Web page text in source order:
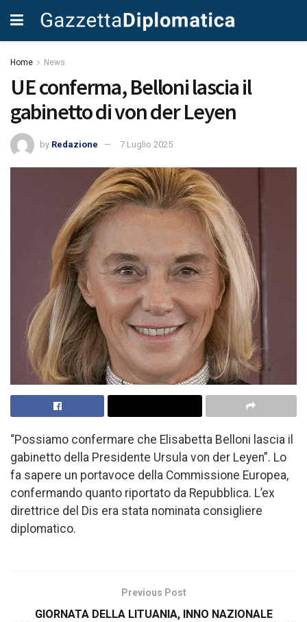
Home News
UE conferma, Belloni lascia il
gabinetto di von der Leyen
by Redazione 7 Luglio 2025
“Possiamo confermare che Elisabetta Belloni lascia il
gabinetto della Presidente Ursula von der Leyen”. Lo
fa sapere un portavoce della Commissione Europea,
confermando quanto riportato da Repubblica. L’ex
direttrice del Dis era stata nominata consigliere
diplomatico.
Previous Post
GIORNATA DELLA LITUANIA, INNO NAZIONALE